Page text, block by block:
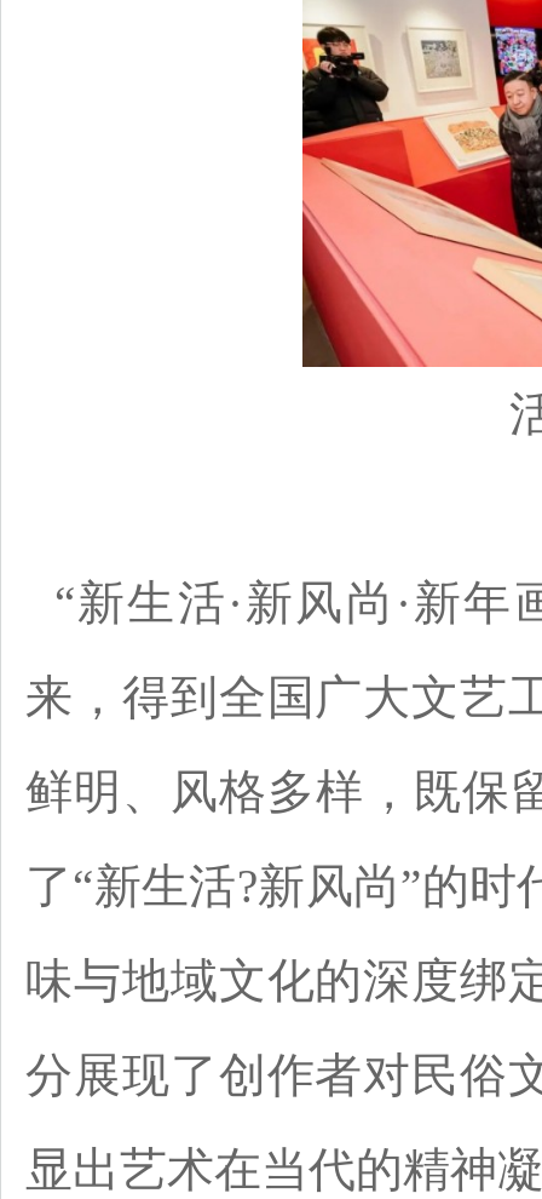
“新生活·新风尚·新
来，得到全国广大文艺
鲜明、风格多样，既保
了“新生活?新风尚”的
味与地域文化的深度绑
分展现了创作者对民俗
显出艺术在当代的精神